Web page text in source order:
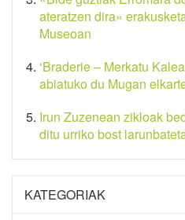
ateratzen dira»
Museoan
‘Braderie – Merkatu
abiatuko du Mugan
Irun Zuzenean zikloak
ditu urriko bost
KATEGORIAK